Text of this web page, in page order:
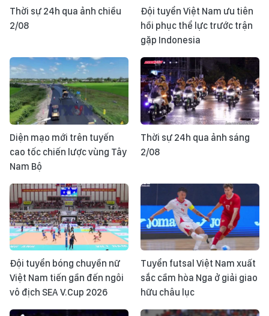
Thời sự 24h qua ảnh chiều
2/08
Đội tuyển Việt Nam ưu tiên
hồi phục thể lực trước trận
gặp Indonesia
Diện mạo mới trên tuyến
cao tốc chiến lược vùng Tây
Nam Bộ
Thời sự 24h qua ảnh sáng
2/08
Đội tuyển bóng chuyền nữ
Việt Nam tiến gần đến ngôi
vô địch SEA V.Cup 2026
Tuyển futsal Việt Nam xuất
sắc cầm hòa Nga ở giải giao
hữu châu lục